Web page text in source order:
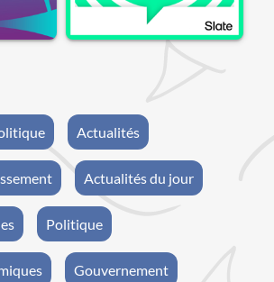
Actualités
Actualités du jour
Politique
Gouvernement